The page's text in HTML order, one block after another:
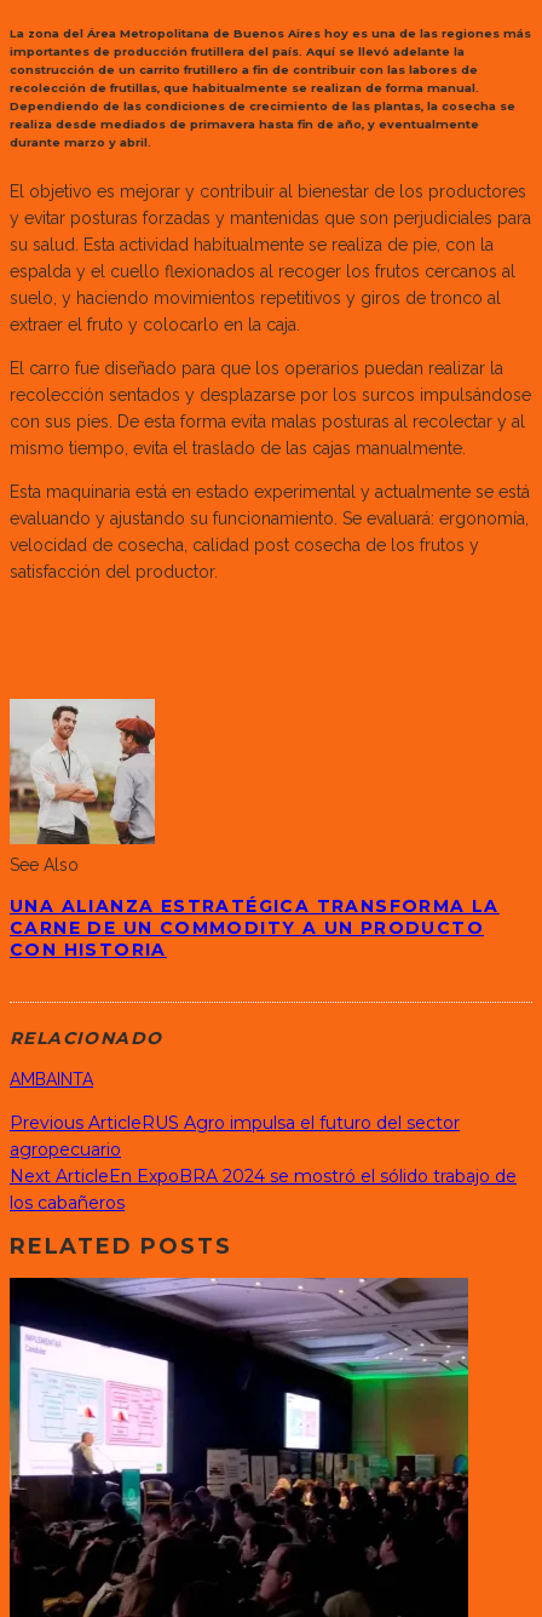
La zona del Área Metropolitana de Buenos Aires hoy es una de las regiones más
importantes de producción frutillera del país. Aquí se llevó adelante la
construcción de un carrito frutillero a fin de contribuir con las labores de
recolección de frutillas, que habitualmente se realizan de forma manual.
Dependiendo de las condiciones de crecimiento de las plantas, la cosecha se
realiza desde mediados de primavera hasta fin de año, y eventualmente
durante marzo y abril.
El objetivo es mejorar y contribuir al bienestar de los productores
y evitar posturas forzadas y mantenidas que son perjudiciales para
su salud. Esta actividad habitualmente se realiza de pie, con la
espalda y el cuello flexionados al recoger los frutos cercanos al
suelo, y haciendo movimientos repetitivos y giros de tronco al
extraer el fruto y colocarlo en la caja.
El carro fue diseñado para que los operarios puedan realizar la
recolección sentados y desplazarse por los surcos impulsándose
con sus pies. De esta forma evita malas posturas al recolectar y al
mismo tiempo, evita el traslado de las cajas manualmente.
Esta maquinaria está en estado experimental y actualmente se está
evaluando y ajustando su funcionamiento. Se evaluará: ergonomía,
velocidad de cosecha, calidad post cosecha de los frutos y
satisfacción del productor.
See Also
UNA ALIANZA ESTRATÉGICA TRANSFORMA LA
CARNE DE UN COMMODITY A UN PRODUCTO
CON HISTORIA
RELACIONADO
AMBAINTA
Previous Article RUS Agro impulsa el futuro del sector
agropecuario
Next Article En ExpoBRA 2024 se mostró el sólido trabajo de
los cabañeros
RELATED POSTS